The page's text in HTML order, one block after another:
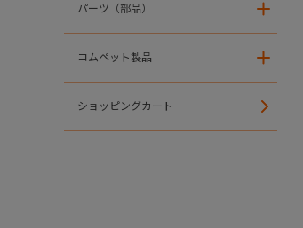
パーツ（部品）
コムペット製品
ショッピングカート